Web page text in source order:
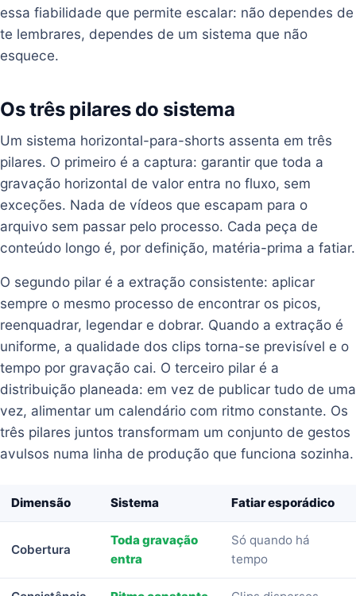
essa fiabilidade que permite escalar: não dependes de
te lembrares, dependes de um sistema que não
esquece.
Os três pilares do sistema
Um sistema horizontal-para-shorts assenta em três
pilares. O primeiro é a captura: garantir que toda a
gravação horizontal de valor entra no fluxo, sem
exceções. Nada de vídeos que escapam para o
arquivo sem passar pelo processo. Cada peça de
conteúdo longo é, por definição, matéria-prima a fatiar.
O segundo pilar é a extração consistente: aplicar
sempre o mesmo processo de encontrar os picos,
reenquadrar, legendar e dobrar. Quando a extração é
uniforme, a qualidade dos clips torna-se previsível e o
tempo por gravação cai. O terceiro pilar é a
distribuição planeada: em vez de publicar tudo de uma
vez, alimentar um calendário com ritmo constante. Os
três pilares juntos transformam um conjunto de gestos
avulsos numa linha de produção que funciona sozinha.
Dimensão Sistema Fatiar esporádico
Cobertura
Toda gravação
entra
Só quando há
tempo